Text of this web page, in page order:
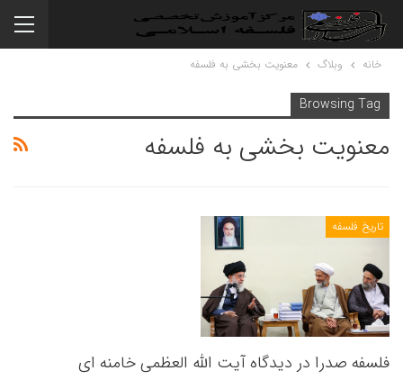
خانه وبلاگ معنویت بخشی به فلسفه
Browsing Tag
معنویت بخشی به فلسفه
تاریخ فلسفه
فلسفه صدرا در دیدگاه آیت الله العظمی خامنه ای